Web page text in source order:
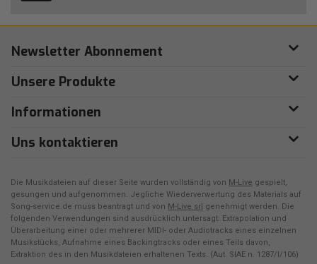
Newsletter Abonnement
Unsere Produkte
Informationen
Uns kontaktieren
Die Musikdateien auf dieser Seite wurden vollständig von M-Live gespielt,
gesungen und aufgenommen. Jegliche Wiederverwertung des Materials auf
Song-service.de muss beantragt und von M-Live srl genehmigt werden. Die
folgenden Verwendungen sind ausdrücklich untersagt: Extrapolation und
Überarbeitung einer oder mehrerer MIDI- oder Audiotracks eines einzelnen
Musikstücks, Aufnahme eines Backingtracks oder eines Teils davon,
Extraktion des in den Musikdateien erhaltenen Texts. (Aut. SIAE n. 1287/I/106)